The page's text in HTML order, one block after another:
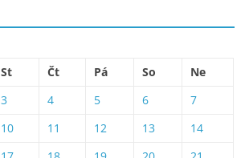
St Čt Pá So
Ne
3 4 5 6
7
10 11 12 13
14